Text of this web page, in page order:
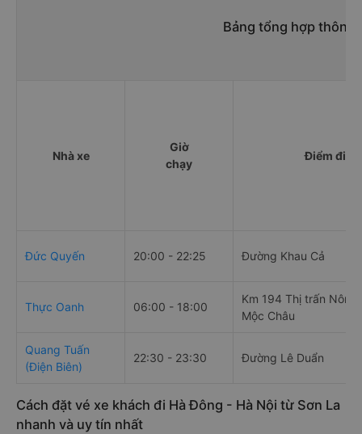
Bảng tổng hợp thông
Nhà xe
Giờ
chạy
Điểm đi
Đức Quyến 20:00 - 22:25 Đường Khau Cả
Thực Oanh 06:00 - 18:00
Km 194 Thị trấn Nông
Mộc Châu
Quang Tuấn
(Điện Biên)
22:30 - 23:30 Đường Lê Duẩn
Cách đặt vé xe khách đi Hà Đông - Hà Nội từ Sơn La
nhanh và uy tín nhất